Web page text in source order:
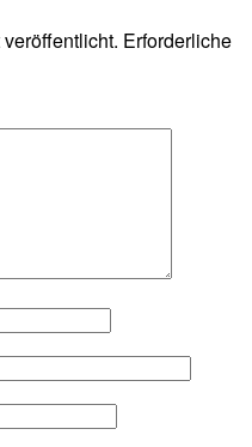
Erforderliche